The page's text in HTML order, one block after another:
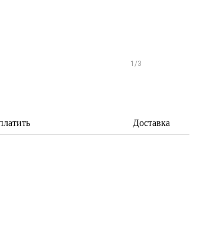
1/3
Доставка